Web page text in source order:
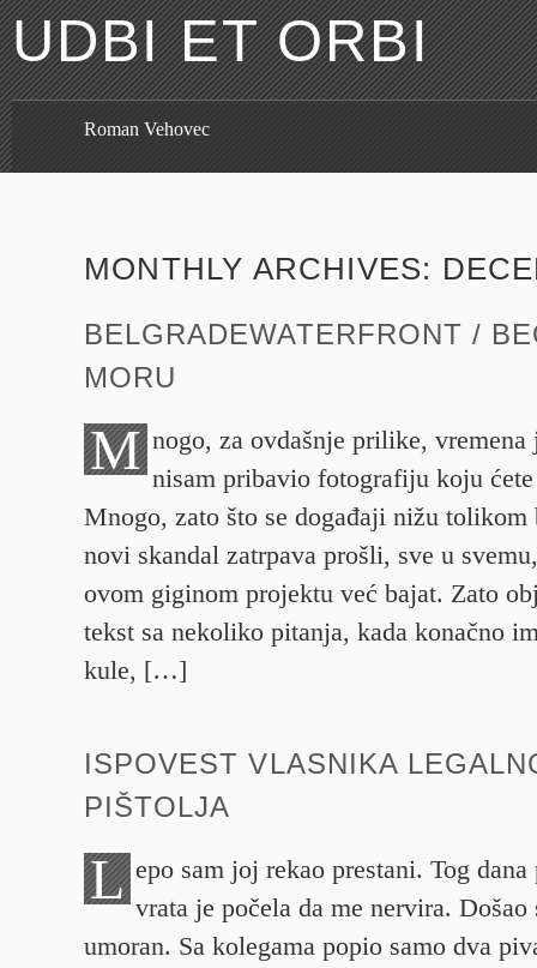
UDBI ET ORBI
Roman Vehovec
MONTHLY ARCHIVES:
BELGRADEWATERFRONT /
MORU
M nogo, za ovdašnje prilike, vremena
nisam pribavio fotografiju koju
Mnogo, zato što se događaji nižu tolikom
novi skandal zatrpava prošli, sve u
ovom giginom projektu već bajat. Zato
tekst sa nekoliko pitanja, kada konačno
kule, […]
ISPOVEST VLASNIKA
PIŠTOLJA
L epo sam joj rekao prestani. Tog
vrata je počela da me nervira. Došao
umoran. Sa kolegama popio samo dva